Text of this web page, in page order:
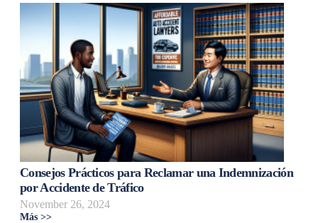
Consejos Prácticos para Reclamar una Indemnización
por Accidente de Tráfico
November 26, 2024
Más >>